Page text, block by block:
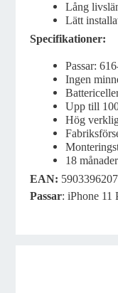
Lång
Lätt
Specifikationer:
Passar:
Ingen
Upp till
Hög
18
EAN:
Passar: iPhone 11